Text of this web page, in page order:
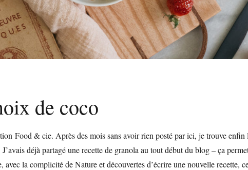
de coco
Food & cie. Après des mois sans avoir rien posté par ici, je trouve enfin
déjà partagé une recette de granola au tout début du blog – ça
avec la complicité de Nature et découvertes d’écrire une nouvelle recette,